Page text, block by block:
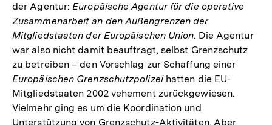
der Agentur:Europäische Agentur für die operative
Zusammenarbeit an den Außengrenzen der
Mitgliedstaaten der Europäischen Union. Die Agentur
war also nicht damit beauftragt, selbst Grenzschutz
zu betreiben – den Vorschlag zur Schaffung einer
Europäischen Grenzschutzpolizeihatten die EU-
Mitgliedstaaten 2002 vehement zurückgewiesen.
Vielmehr ging es um die Koordination und
Unterstützung von Grenzschutz-Aktivitäten. Aber